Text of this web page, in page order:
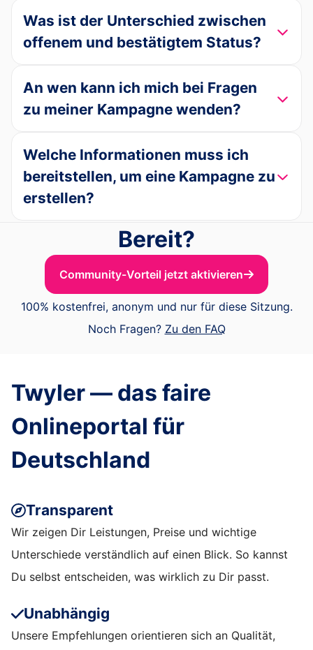
Was ist der Unterschied zwischen
offenem und bestätigtem Status?
An wen kann ich mich bei Fragen
zu meiner Kampagne wenden?
Welche Informationen muss ich
bereitstellen, um eine Kampagne zu
erstellen?
Bereit?
Community-Vorteil jetzt aktivieren
100% kostenfrei, anonym und nur für diese Sitzung.
Noch Fragen? Zu den FAQ
Twyler — das faire
Onlineportal für
Deutschland
Transparent
Wir zeigen Dir Leistungen, Preise und wichtige
Unterschiede verständlich auf einen Blick. So kannst
Du selbst entscheiden, was wirklich zu Dir passt.
Unabhängig
Unsere Empfehlungen orientieren sich an Qualität,